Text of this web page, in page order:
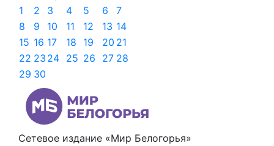
1
2 3 4 5 6
7
8
9 10 11 12 13 14
15 16 17 18 19 20 21
22 23 24 25 26 27 28
29 30
Сетевое издание «Мир Белогорья»